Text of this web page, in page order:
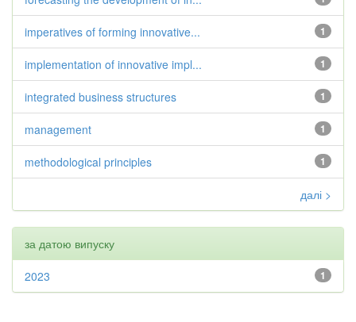
1
imperatives of forming innovative...
1
implementation of innovative impl...
1
integrated business structures
1
management
1
methodological principles
далі >
за датою випуску
1
2023